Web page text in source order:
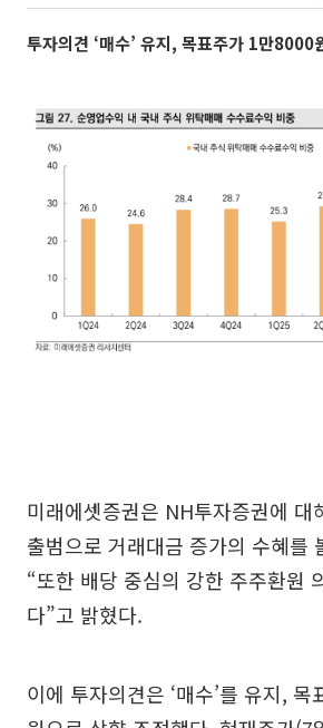
투자의견 ‘매수’ 유지, 목표주가 1만8000
미래에셋증권은 NH투자증권에 대
출범으로 거래대금 증가의 수혜를
“또한 배당 중심의 강한 주주환원
다”고 밝혔다.
이에 투자의견은 ‘매수’를 유지,